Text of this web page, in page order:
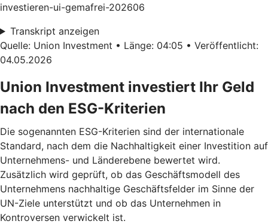
investieren-ui-gemafrei-202606
Transkript anzeigen
Quelle: Union Investment • Länge: 04:05 • Veröffentlicht:
04.05.2026
Union Investment investiert Ihr Geld
nach den ESG-Kriterien
Die sogenannten ESG-Kriterien sind der internationale
Standard, nach dem die Nachhaltigkeit einer Investition auf
Unternehmens- und Länderebene bewertet wird.
Zusätzlich wird geprüft, ob das Geschäftsmodell des
Unternehmens nachhaltige Geschäftsfelder im Sinne der
UN-Ziele unterstützt und ob das Unternehmen in
Kontroversen verwickelt ist.